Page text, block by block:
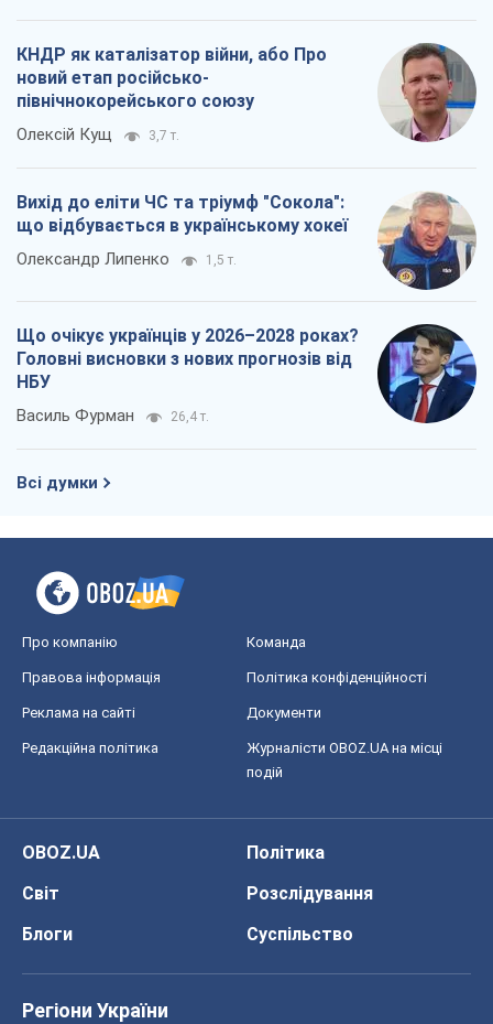
КНДР як каталізатор війни, або Про
новий етап російсько-
північнокорейського союзу
Олексій Кущ 3,7 т.
Вихід до еліти ЧС та тріумф "Сокола":
що відбувається в українському хокеї
Олександр Липенко 1,5 т.
Що очікує українців у 2026–2028 роках?
Головні висновки з нових прогнозів від
НБУ
Василь Фурман 26,4 т.
Всі думки
Про компанію Команда
Правова інформація Політика конфіденційності
Реклама на сайті Документи
Редакційна політика
Журналісти OBOZ.UA на місці
подій
OBOZ.UA
Політика
Світ
Розслідування
Блоги
Суспільство
Регіони України